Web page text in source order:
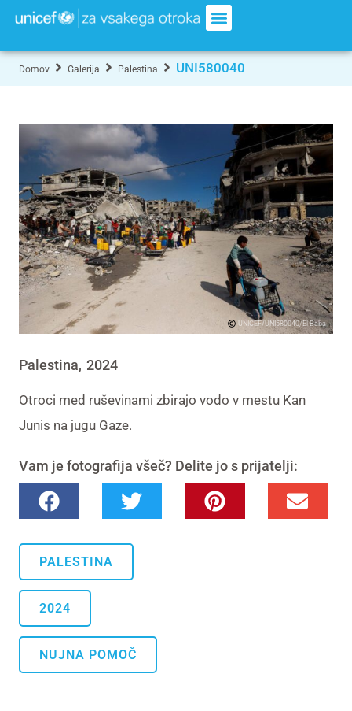
Domov Galerija Palestina UNI580040
UNICEF/UNI580040/El Baba
Palestina, 2024
Otroci med ruševinami zbirajo vodo v mestu Kan
Junis na jugu Gaze.
Vam je fotografija všeč? Delite jo s prijatelji:
PALESTINA
2024
NUJNA POMOČ